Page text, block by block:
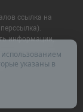
ссылка на
информации,
указаны в